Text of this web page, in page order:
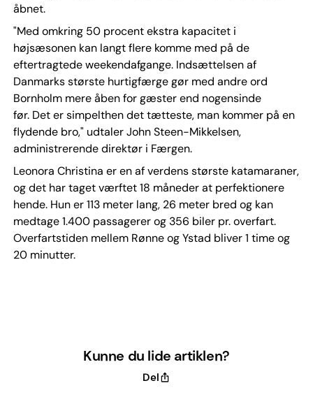
åbnet.
"Med omkring 50 procent ekstra kapacitet i
højsæsonen kan langt flere komme med på de
eftertragtede weekendafgange. Indsættelsen af
Danmarks største hurtigfærge gør med andre ord
Bornholm mere åben for gæster end nogensinde
før. Det er simpelthen det tætteste, man kommer på en
flydende bro," udtaler John Steen-Mikkelsen,
administrerende direktør i Færgen.
Leonora Christina er en af verdens største katamaraner,
og det har taget værftet 18 måneder at perfektionere
hende. Hun er 113 meter lang, 26 meter bred og kan
medtage 1.400 passagerer og 356 biler pr. overfart.
Overfartstiden mellem Rønne og Ystad bliver 1 time og
20 minutter.
Kunne du lide artiklen?
Del